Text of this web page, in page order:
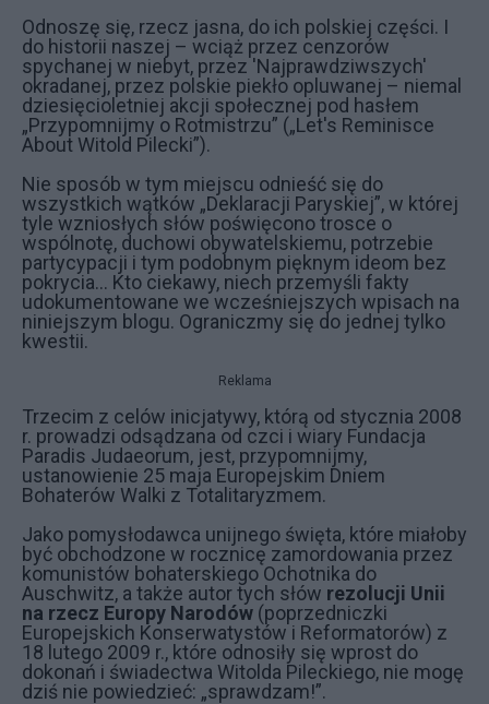
Odnoszę się, rzecz jasna, do ich polskiej części. I
do historii naszej – wciąż przez cenzorów
spychanej w niebyt, przez 'Najprawdziwszych'
okradanej, przez polskie piekło opluwanej – niemal
dziesięcioletniej akcji społecznej pod hasłem
„Przypomnijmy o Rotmistrzu” („Let's Reminisce
About Witold Pilecki”).
Nie sposób w tym miejscu odnieść się do
wszystkich wątków „Deklaracji Paryskiej”, w której
tyle wzniosłych słów poświęcono trosce o
wspólnotę, duchowi obywatelskiemu, potrzebie
partycypacji i tym podobnym pięknym ideom bez
pokrycia... Kto ciekawy, niech przemyśli fakty
udokumentowane we wcześniejszych wpisach na
niniejszym blogu. Ograniczmy się do jednej tylko
kwestii.
Reklama
Trzecim z celów inicjatywy, którą od stycznia 2008
r. prowadzi odsądzana od czci i wiary Fundacja
Paradis Judaeorum, jest, przypomnijmy,
ustanowienie 25 maja Europejskim Dniem
Bohaterów Walki z Totalitaryzmem.
Jako pomysłodawca unijnego święta, które miałoby
być obchodzone w rocznicę zamordowania przez
komunistów bohaterskiego Ochotnika do
Auschwitz, a także autor tych słów rezolucji Unii
na rzecz Europy Narodów (poprzedniczki
Europejskich Konserwatystów i Reformatorów) z
18 lutego 2009 r., które odnosiły się wprost do
dokonań i świadectwa Witolda Pileckiego, nie mogę
dziś nie powiedzieć: „sprawdzam!”.